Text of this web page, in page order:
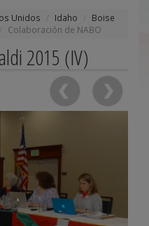
Unidos Idaho
Boise
Colaboración de NABO
2015 (IV)